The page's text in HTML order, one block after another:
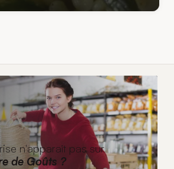
n'apparaît pas sur
de Goûts ?